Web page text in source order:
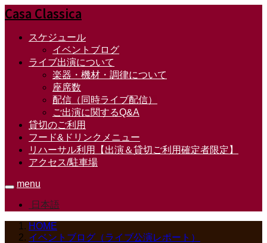
Casa Classica
スケジュール
イベントブログ
ライブ出演について
楽器・機材・調律について
座席数
配信（同時ライブ配信）
ご出演に関するQ&A
貸切のご利用
フード&ドリンクメニュー
リハーサル利用【出演＆貸切ご利用確定者限定】
アクセス/駐車場
menu
日本語
HOME
イベントブログ（ライブ公演レポート）